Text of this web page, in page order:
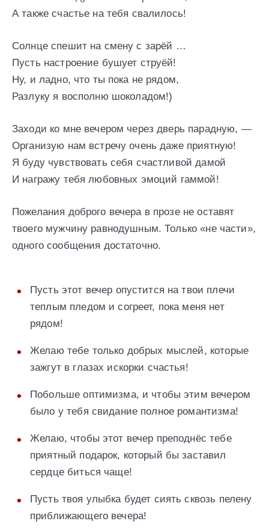
А также счастье на тебя свалилось!
Солнце спешит на смену с зарёй …
Пусть настроение бушует струёй!
Ну, и ладно, что ты пока не рядом,
Разлуку я восполню шоколадом!)
Заходи ко мне вечером через дверь парадную, —
Организую нам встречу очень даже приятную!
Я буду чувствовать себя счастливой дамой
И награжу тебя любовных эмоций гаммой!
Пожелания доброго вечера в прозе не оставят
твоего мужчину равнодушным. Только «не части»,
одного сообщения достаточно.
Пусть этот вечер опустится на твои плечи
теплым пледом и согреет, пока меня нет
рядом!
Желаю тебе только добрых мыслей, которые
зажгут в глазах искорки счастья!
Побольше оптимизма, и чтобы этим вечером
было у тебя свидание полное романтизма!
Желаю, чтобы этот вечер преподнёс тебе
приятный подарок, который бы заставил
сердце биться чаще!
Пусть твоя улыбка будет сиять сквозь пелену
приближающего вечера!